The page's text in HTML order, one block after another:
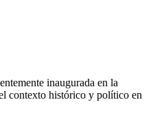
inaugurada en la
contexto histórico y político en